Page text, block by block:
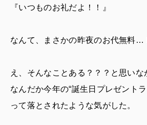
『いつものお礼だよ！！』
なんて、まさかの昨夜のお代無料…
え、そんなことある？？？と思いな
なんだか今年の“誕生日プレゼント
って落とされたような気がした。